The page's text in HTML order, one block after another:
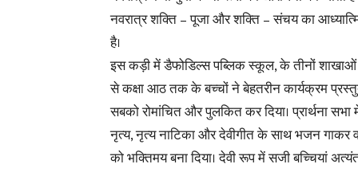
नवरात्र शक्ति – पूजा और शक्ति – संचय का
है।
इस कड़ी में डैफोडिल्स पब्लिक स्कूल, के तीनों शाखाओं
से कक्षा आठ तक के बच्चों ने बेहतरीन कार्यक्रम
सबको रोमांचित और पुलकित कर दिया। प्रार्थना
नृत्य, नृत्य नाटिका और देवीगीत के साथ भजन गाकर
को भक्तिमय बना दिया। देवी रूप में सजी बच्चियां